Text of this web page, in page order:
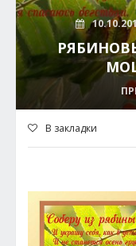
В закладки